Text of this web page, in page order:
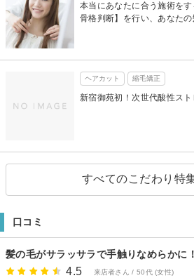
本当にあなたに合う施術を
骨格判断】を行い、あなたの
ヘアカット 縮毛矯正
新宿御苑初！次世代酸性スト
すべてのこだわり特
口コミ
髪の毛がサラッサラで手触りなめらかに！
4.5 来店者さん / 50代 (女性)